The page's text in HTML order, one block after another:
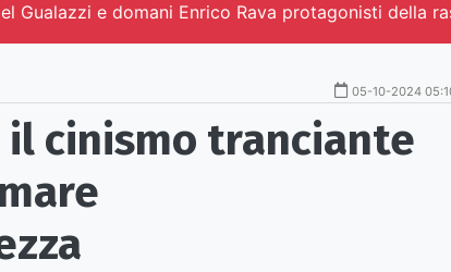
Gualazzi e domani Enrico Rava protagonisti della
05-10-2024
il cinismo tranciante